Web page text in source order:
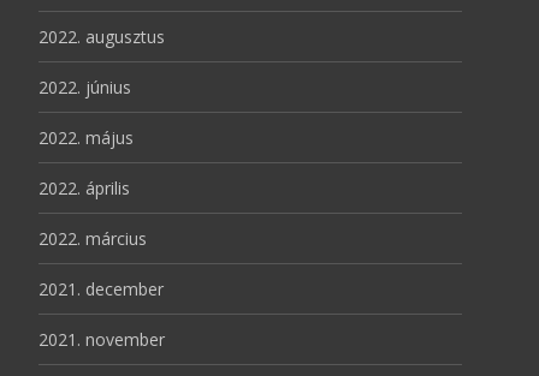
2022. augusztus
2022. június
2022. május
2022. április
2022. március
2021. december
2021. november